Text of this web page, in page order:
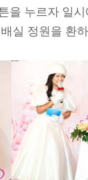
을 누르자 일
실 정원을 환